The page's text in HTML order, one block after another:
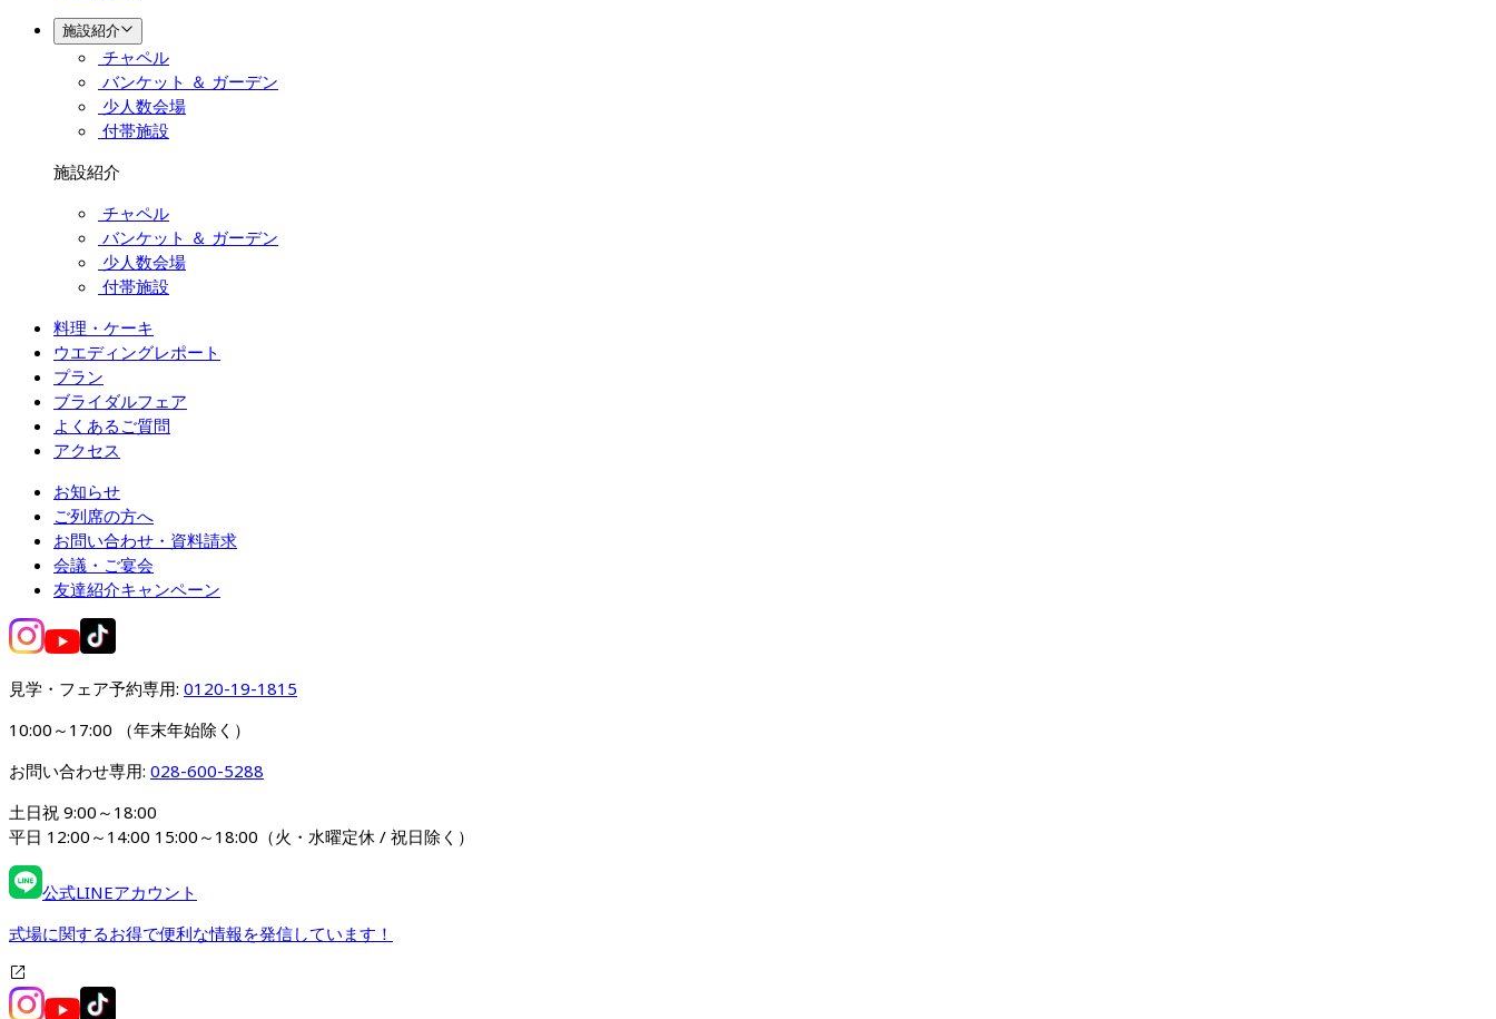
施設紹介
チャペル
バンケット ＆ ガーデン
少人数会場
付帯施設
施設紹介
チャペル
バンケット ＆ ガーデン
少人数会場
付帯施設
料理・ケーキ
ウエディングレポート
プラン
ブライダルフェア
よくあるご質問
アクセス
お知らせ
ご列席の方へ
お問い合わせ・資料請求
会議・ご宴会
友達紹介キャンペーン
見学・フェア予約専用: 0120-19-1815
10:00～17:00 （年末年始除く）
お問い合わせ専用: 028-600-5288
土日祝 9:00～18:00
平日 12:00～14:00 15:00～18:00（火・水曜定休 / 祝日除く）
公式LINEアカウント
式場に関するお得で便利な情報を発信しています！